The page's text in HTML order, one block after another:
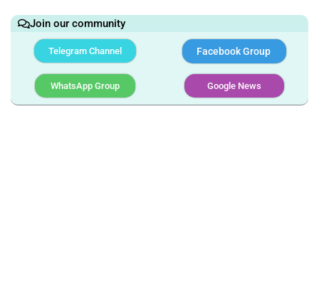
Join our community
Telegram Channel Facebook Group
WhatsApp Group Google News